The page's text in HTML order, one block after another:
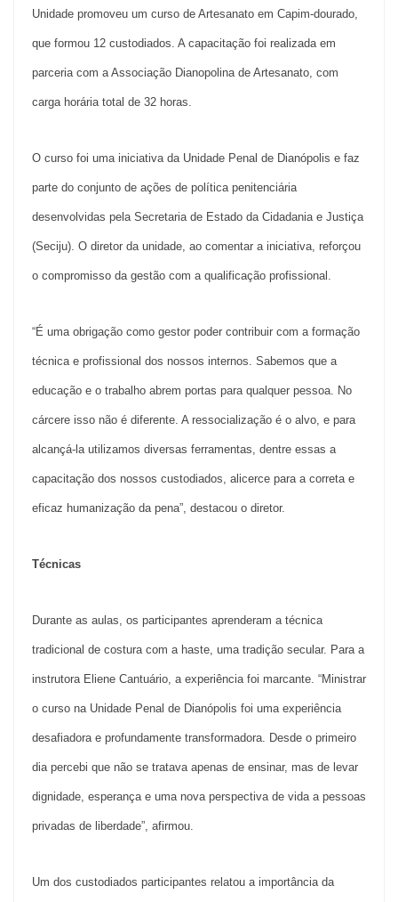
Unidade promoveu um curso de Artesanato em Capim-dourado,
que formou 12 custodiados. A capacitação foi realizada em
parceria com a Associação Dianopolina de Artesanato, com
carga horária total de 32 horas.
O curso foi uma iniciativa da Unidade Penal de Dianópolis e faz
parte do conjunto de ações de política penitenciária
desenvolvidas pela Secretaria de Estado da Cidadania e Justiça
(Seciju). O diretor da unidade, ao comentar a iniciativa, reforçou
o compromisso da gestão com a qualificação profissional.
“É uma obrigação como gestor poder contribuir com a formação
técnica e profissional dos nossos internos. Sabemos que a
educação e o trabalho abrem portas para qualquer pessoa. No
cárcere isso não é diferente. A ressocialização é o alvo, e para
alcançá-la utilizamos diversas ferramentas, dentre essas a
capacitação dos nossos custodiados, alicerce para a correta e
eficaz humanização da pena”, destacou o diretor.
Técnicas
Durante as aulas, os participantes aprenderam a técnica
tradicional de costura com a haste, uma tradição secular. Para a
instrutora Eliene Cantuário, a experiência foi marcante. “Ministrar
o curso na Unidade Penal de Dianópolis foi uma experiência
desafiadora e profundamente transformadora. Desde o primeiro
dia percebi que não se tratava apenas de ensinar, mas de levar
dignidade, esperança e uma nova perspectiva de vida a pessoas
privadas de liberdade”, afirmou.
Um dos custodiados participantes relatou a importância da